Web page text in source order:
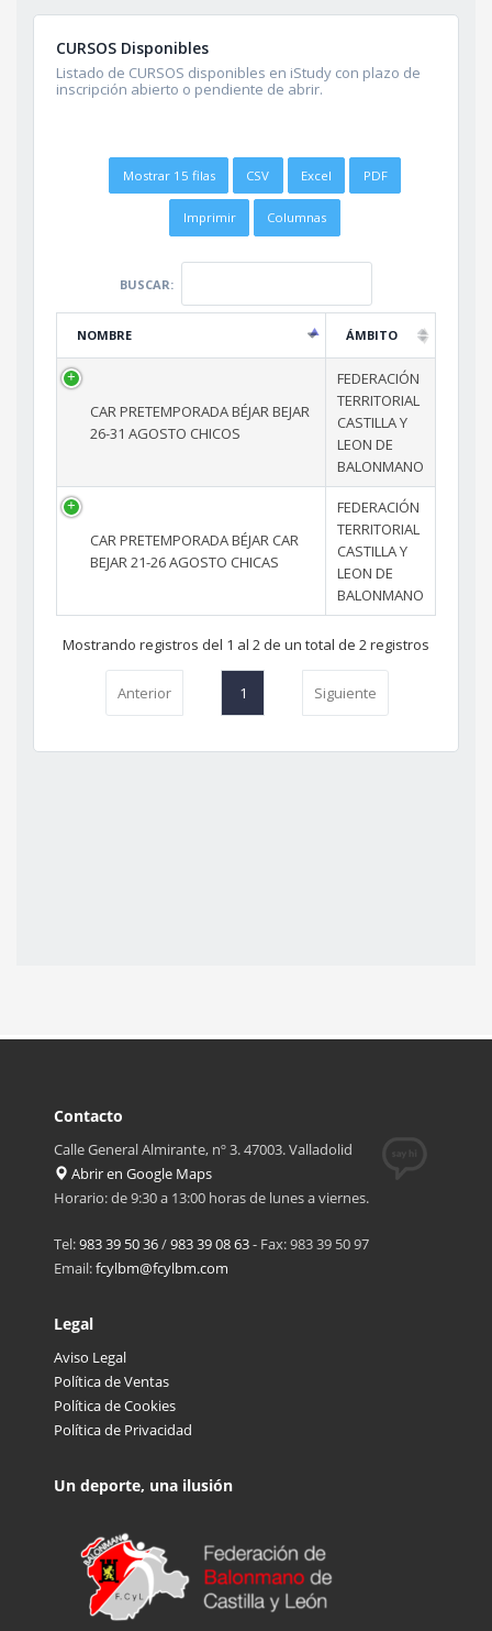
Contacto
Calle General Almirante, nº 3. 47003. Valladolid
Abrir en Google Maps
Horario: de 9:30 a 13:00 horas de lunes a viernes.
Tel:983 39 50 36/983 39 08 63- Fax: 983 39 50 97
Email:fcylbm@fcylbm.com
Legal
Aviso Legal
Política de Ventas
Política de Cookies
Política de Privacidad
Un deporte, una ilusión